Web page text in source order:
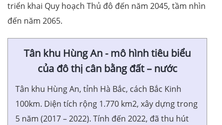
triển khai Quy hoạch Thủ đô đến năm 2045, tầm nhìn
đến năm 2065.
Tân khu Hùng An - mô hình tiêu biểu
của đô thị cân bằng đất – nước
Tân khu Hùng An, tỉnh Hà Bắc, cách Bắc Kinh
100km. Diện tích rộng 1.770 km2, xây dựng trong
5 năm (2017 – 2022). Tính đến 2022, đã thu hút